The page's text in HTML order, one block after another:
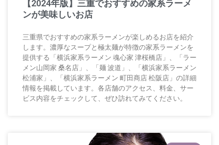
【2024年版】三重でおすすめの家系ラーメ
ンが美味しいお店
三重県でおすすめの家系ラーメンが楽しめるお店を紹介
します。濃厚なスープと極太麺が特徴の家系ラーメンを
提供する「横浜家系ラーメン 魂心家 津桜橋店」、「ラー
メン山岡家 桑名店」、「麺 波道」、「横浜家系ラーメン
松浦家」、「横浜家系ラーメン 町田商店 松阪店」の詳細
情報を掲載しています。各店舗のアクセス、料金、サー
ビス内容をチェックして、ぜひ訪れてみてください。